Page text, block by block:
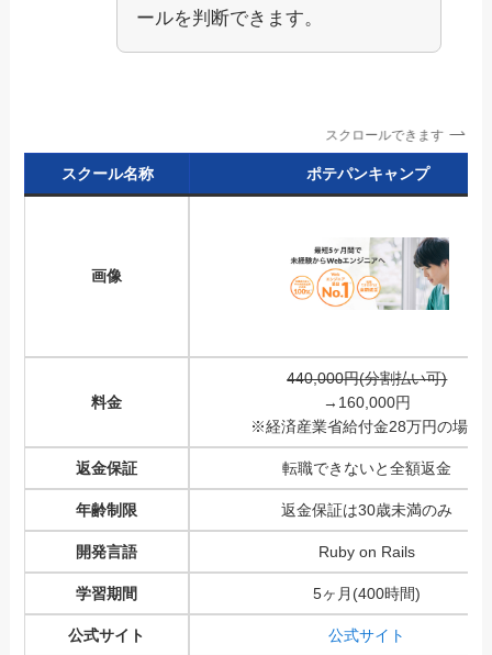
ールを判断できます。
スクロールできます
スクール名称 ポテパンキャンプ
画像
料金
440,000円(分割払い可)
→ 160,000円
※経済産業省給付金28万円の場合
返金保証 転職できないと全額返金
年齢制限 返金保証は30歳未満のみ
開発言語 Ruby on Rails
学習期間 5ヶ月(400時間)
公式サイト 公式サイト